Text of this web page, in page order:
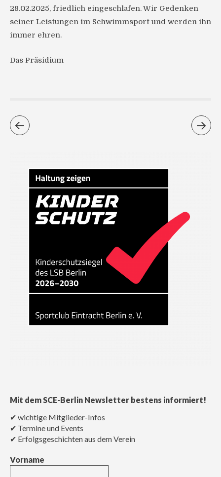
28.02.2025, friedlich eingeschlafen. Wir Gedenken
seiner Leistungen im Schwimmsport und werden ihn
immer ehren.
Das Präsidium
Mit dem SCE-Berlin Newsletter bestens informiert!
✔ wichtige Mitglieder-Infos
✔ Termine und Events
✔ Erfolgsgeschichten aus dem Verein
Vorname